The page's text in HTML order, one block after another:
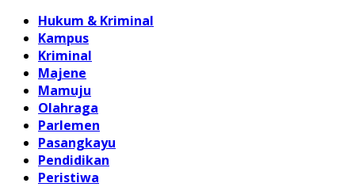
Hukum & Kriminal
Kampus
Kriminal
Majene
Mamuju
Olahraga
Parlemen
Pasangkayu
Pendidikan
Peristiwa